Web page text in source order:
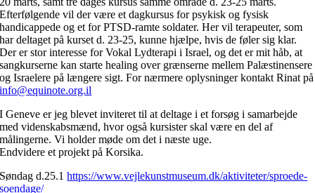
Efterfølgende vil der være et dagkursus for psykisk og fysisk
handicappede og et for PTSD-ramte soldater. Her vil terapeuter, som
har deltaget på kurset d. 23-25, kunne hjælpe, hvis de føler sig klar.
Der er stor interesse for Vokal Lydterapi i Israel, og det er mit håb, at
sangkurserne kan starte healing over grænserne mellem Palæstinensere
og Israelere på længere sigt. For nærmere oplysninger kontakt Rinat på
info@equinote.org.il
I Geneve er jeg blevet inviteret til at deltage i et forsøg i samarbejde
med videnskabsmænd, hvor også kursister skal være en del af
målingerne. Vi holder møde om det i næste uge.
Endvidere et projekt på Korsika.
Søndag d.25.1https://www.vejlekunstmuseum.dk/aktiviteter/sproede-
soendage/